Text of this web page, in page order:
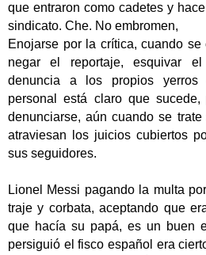
que entraron como cadetes y
sindicato. Che. No embromen,
Enojarse por la crítica, cuando
negar el reportaje, esquivar
denuncia a los propios yerros
personal está claro que
denunciarse, aún cuando se
atraviesan los juicios cubiertos
sus seguidores.
Lionel Messi pagando la multa
traje y corbata, aceptando que
que hacía su papá, es un buen
persiguió el fisco español era